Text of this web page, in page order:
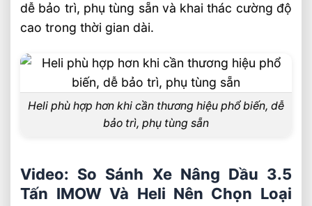
dễ bảo trì, phụ tùng sẵn và khai thác cường độ
cao trong thời gian dài.
Heli phù hợp hơn khi cần thương hiệu phổ biến, dễ
bảo trì, phụ tùng sẵn
Video: So Sánh Xe Nâng Dầu 3.5
Tấn IMOW Và Heli Nên Chọn Loại